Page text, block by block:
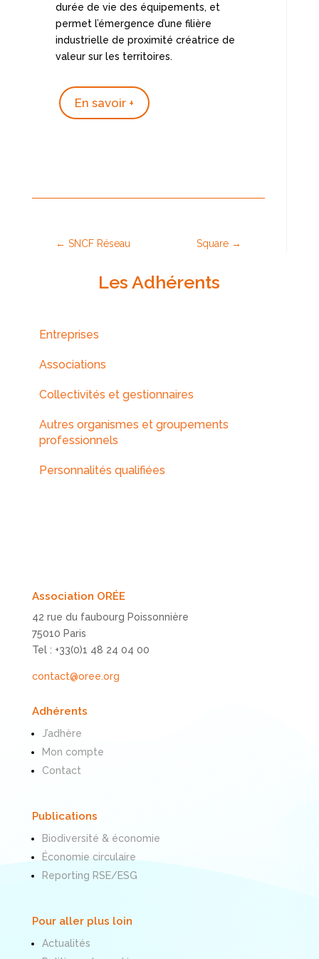
durée de vie des équipements, et
permet l’émergence d’une filière
industrielle de proximité créatrice de
valeur sur les territoires.
En savoir +
← SNCF Réseau Square →
Les Adhérents
Entreprises
Associations
Collectivités et gestionnaires
Autres organismes et groupements
professionnels
Personnalités qualifiées
Association ORÉE
42 rue du faubourg Poissonnière
75010 Paris
Tel : +33(0)1 48 24 04 00
contact@oree.org
Adhérents
J’adhère
Mon compte
Contact
Publications
Biodiversité & économie
Économie circulaire
Reporting RSE/ESG
Pour aller plus loin
Actualités